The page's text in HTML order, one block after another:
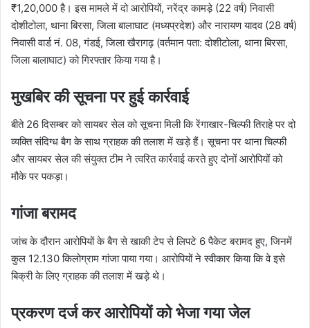
₹1,20,000 है। इस मामले में दो आरोपियों, नरेंद्र कामड़े (22 वर्ष) निवासी
दोशीटोला, थाना बिरसा, जिला बालाघाट (मध्यप्रदेश) और नारायण यादव (28 वर्ष)
निवासी वार्ड नं. 08, गंडई, जिला खैरागढ़ (वर्तमान पता: दोशीटोला, थाना बिरसा,
जिला बालाघाट) को गिरफ्तार किया गया है।
मुखबिर की सूचना पर हुई कार्रवाई
बीते 26 दिसम्बर को सायबर सेल को सूचना मिली कि रेंगाखार-चिल्फी तिराहे पर दो
व्यक्ति संदिग्ध बैग के साथ ग्राहक की तलाश में खड़े हैं। सूचना पर थाना चिल्फी
और सायबर सेल की संयुक्त टीम ने त्वरित कार्रवाई करते हुए दोनों आरोपियों को
मौके पर पकड़ा।
गांजा बरामद
जांच के दौरान आरोपियों के बैग से खाकी टेप से लिपटे 6 पैकेट बरामद हुए, जिनमें
कुल 12.130 किलोग्राम गांजा पाया गया। आरोपियों ने स्वीकार किया कि वे इसे
बिक्री के लिए ग्राहक की तलाश में खड़े थे।
प्रकरण दर्ज कर आरोपियों को भेजा गया जेल